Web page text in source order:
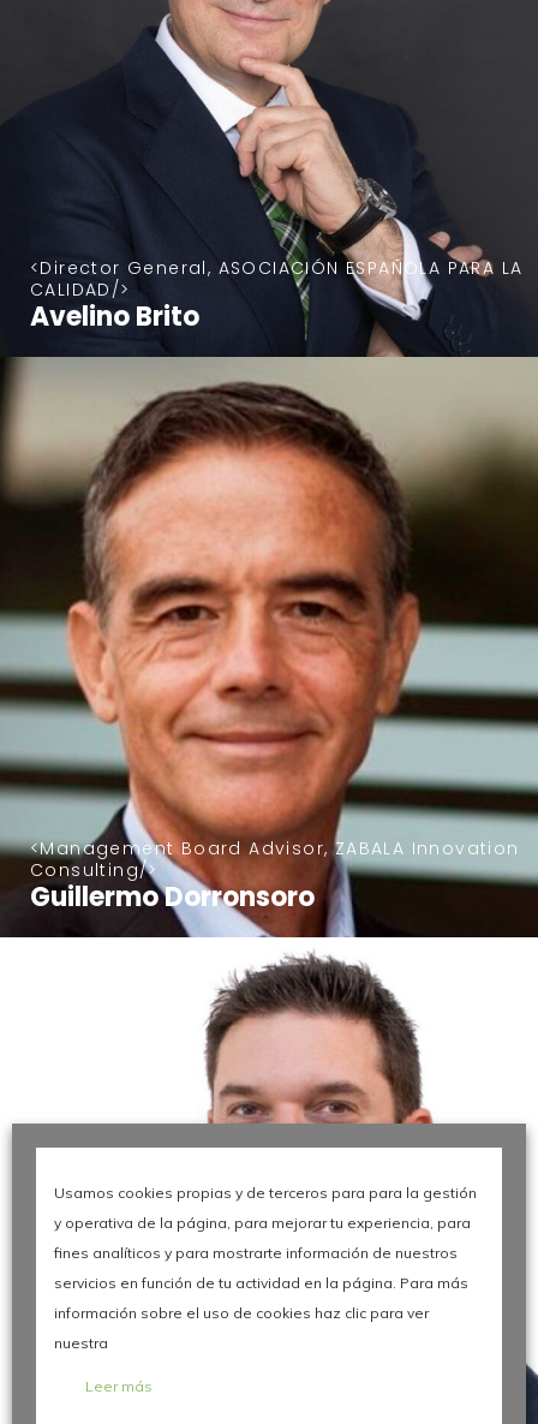
Director General, ASOCIACIÓN ESPAÑOLA PARA LA
CALIDAD
Avelino Brito
Management Board Advisor, ZABALA Innovation
Consulting
Guillermo Dorronsoro
Usamos cookies propias y de terceros para para la gestión
y operativa de la página, para mejorar tu experiencia, para
fines analíticos y para mostrarte información de nuestros
servicios en función de tu actividad en la página. Para más
información sobre el uso de cookies haz clic para ver
nuestra
Leer más